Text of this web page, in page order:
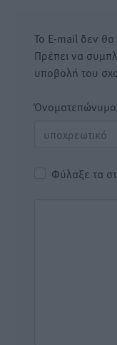
Το E-mail δεν θα
Πρέπει να
υποβολή του
Όνοματεπώνυμο
Φύλαξε τα